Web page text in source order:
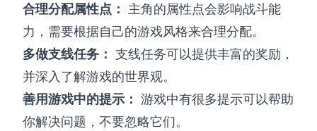
合理分配属性点： 主角的属性点会影响战斗能
力，需要根据自己的游戏风格来合理分配。
多做支线任务： 支线任务可以提供丰富的奖励，
并深入了解游戏的世界观。
善用游戏中的提示： 游戏中有很多提示可以帮助
你解决问题，不要忽略它们。